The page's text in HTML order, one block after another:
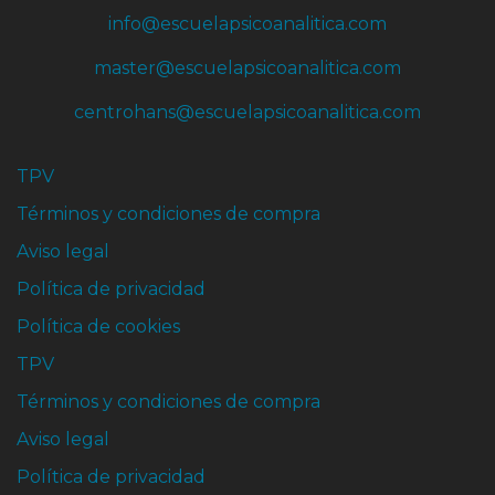
info@escuelapsicoanalitica.com
master@escuelapsicoanalitica.com
centrohans@escuelapsicoanalitica.com
TPV
Términos y condiciones de compra
Aviso legal
Política de privacidad
Política de cookies
TPV
Términos y condiciones de compra
Aviso legal
Política de privacidad